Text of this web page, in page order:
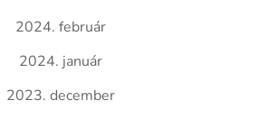
2024. február
2024. január
2023. december